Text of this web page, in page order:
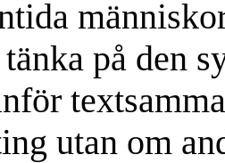
på den
utan om